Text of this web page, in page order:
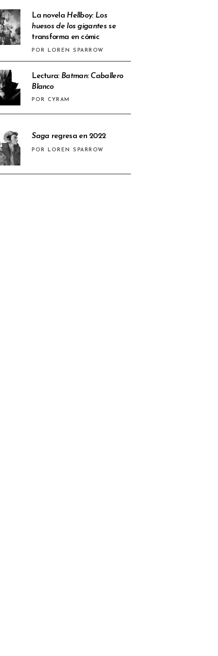
La novela Hellboy: Los
huesos de los gigantesse
transforma en cómic
POR LOREN SPARROW
Lectura: Batman: Caballero
Blanco
POR CYRAM
Saga regresa en 2022
POR LOREN SPARROW